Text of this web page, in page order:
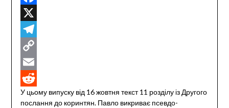
Facebook
X
Telegram
Copy
Link
Email
Reddit
У цьому випуску від 16 жовтня текст 11 розділу із Другого
послання до коринтян. Павло викриває псевдо-